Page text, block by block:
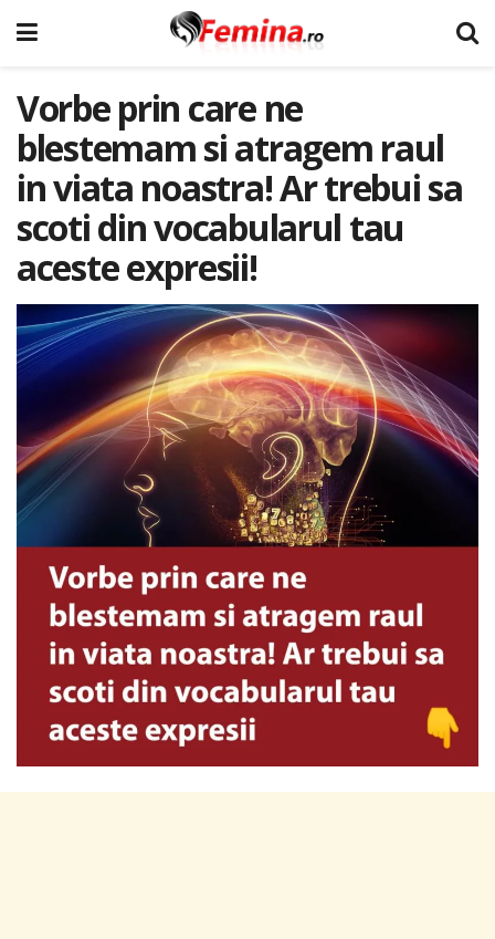
Vorbe prin care ne
blestemam si atragem raul
in viata noastra! Ar trebui sa
scoti din vocabularul tau
aceste expresii!